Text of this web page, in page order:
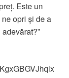
Este un
opri și de a